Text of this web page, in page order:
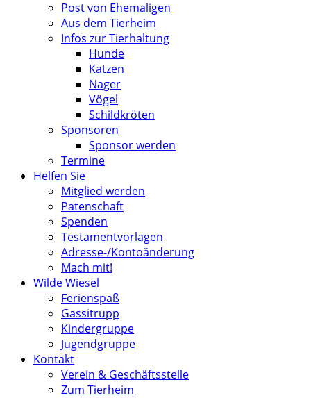
Post von Ehemaligen
Aus dem Tierheim
Infos zur Tierhaltung
Hunde
Katzen
Nager
Vögel
Schildkröten
Sponsoren
Sponsor werden
Termine
Helfen Sie
Mitglied werden
Patenschaft
Spenden
Testamentvorlagen
Adresse-/Kontoänderung
Mach mit!
Wilde Wiesel
Ferienspaß
Gassitrupp
Kindergruppe
Jugendgruppe
Kontakt
Verein & Geschäftsstelle
Zum Tierheim